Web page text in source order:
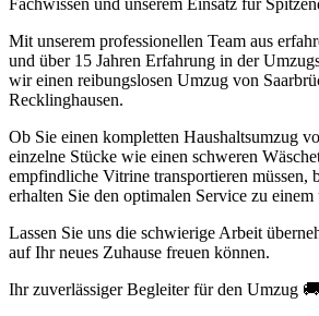
Fachwissen und unserem Einsatz für
Mit unserem professionellen Team aus
und über 15 Jahren Erfahrung in der
wir einen reibungslosen Umzug von
Recklinghausen.
Ob Sie einen kompletten Haushaltsumzug
einzelne Stücke wie einen schweren
empfindliche Vitrine transportieren müssen,
erhalten Sie den optimalen Service zu einem
Lassen Sie uns die schwierige Arbeit
auf Ihr neues Zuhause freuen können.
Ihr zuverlässiger Begleiter für den Umzug 🚚